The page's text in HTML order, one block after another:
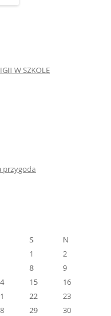
W SZKOLE
przygoda
S
N
1
2
8
9
15
16
22
23
29
30